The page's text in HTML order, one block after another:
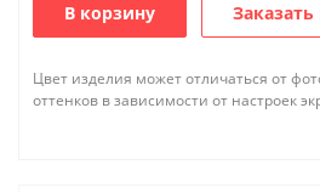
В корзину
Цвет изделия может отличаться от
оттенков в зависимости от настроек